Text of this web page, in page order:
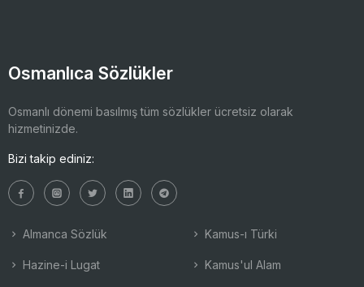
Osmanlıca Sözlükler
Osmanlı dönemi basılmış tüm sözlükler ücretsiz olarak
hizmetinizde.
Bizi takip ediniz:
Almanca Sözlük
Hazine-i Lugat
Kamus-ı Türki
Kamus'ul Alam